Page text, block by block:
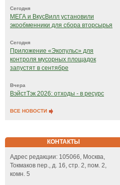
Сегодня
МЕГА и ВкусВилл установили
экообменники для сбора вторсырья
Сегодня
Приложение «Экопульс» для
контроля мусорных площадок
запустят в сентябре
Вчера
ВэйстТэк 2026: отходы - в ресурс
ВСЕ НОВОСТИ
КОНТАКТЫ
Адрес редакции: 105066, Москва,
Токмаков пер., д. 16, стр. 2, пом. 2,
комн. 5